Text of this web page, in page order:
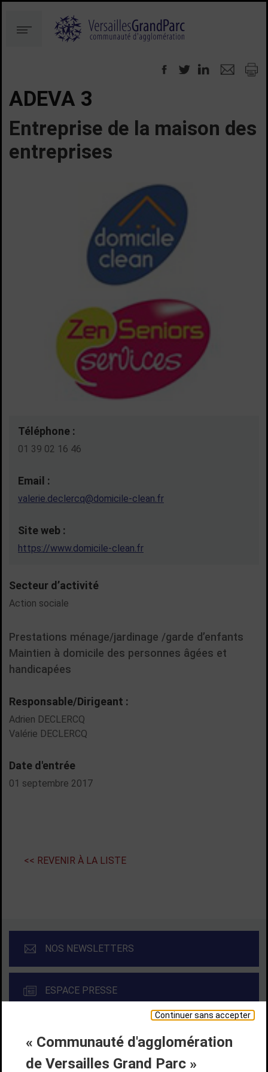
Continuer sans accepter
« Communauté d'agglomération
de Versailles Grand Parc »
au
contenu
à
Menu
ADEVA 3
Entreprise de la maison des
entreprises
Secteur d’activité
Action sociale
Prestations ménage/jardinage /garde d’enfants
Maintien à domicile des personnes âgées et
handicapées
Responsable/Dirigeant :
Adrien DECLERCQ
Valérie DECLERCQ
Date d'entrée
01 septembre 2017
Téléphone :
01 39 02 16 46
Email :
valerie.declercq@domicile-clean.fr
Site web :
https://www.domicile-clean.fr
<< REVENIR À LA LISTE
NOS NEWSLETTERS
ESPACE PRESSE
Liens bas de page
CONTACT MENTIONS LÉGALES
PLAN DE SITE
ACCESSIBILITÉ NUMÉRIQUE
GESTION DES COOKIES